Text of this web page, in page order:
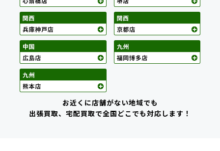
お近くに店舗がない地域でも
出張買取、宅配買取で全国どこでも対応します！